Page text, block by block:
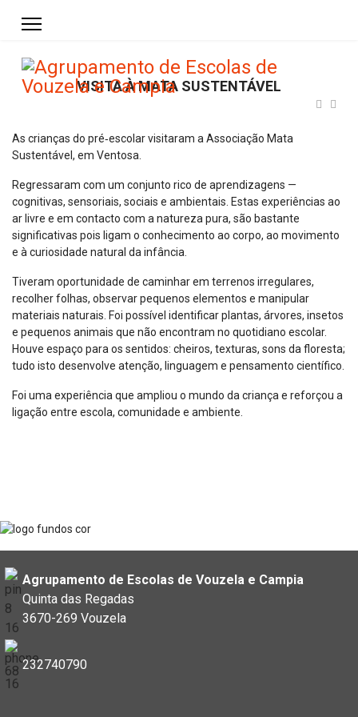
VISITA À MATA SUSTENTÁVEL
As crianças do pré‑escolar visitaram a Associação Mata
Sustentável, em Ventosa.
Regressaram com um conjunto rico de aprendizagens —
cognitivas, sensoriais, sociais e ambientais. Estas experiências ao
ar livre e em contacto com a natureza pura, são bastante
significativas pois ligam o conhecimento ao corpo, ao movimento
e à curiosidade natural da infância.
Tiveram oportunidade de caminhar em terrenos irregulares,
recolher folhas, observar pequenos elementos e manipular
materiais naturais. Foi possível identificar plantas, árvores, insetos
e pequenos animais que não encontram no quotidiano escolar.
Houve espaço para os sentidos: cheiros, texturas, sons da floresta;
tudo isto desenvolve atenção, linguagem e pensamento científico.
Foi uma experiência que ampliou o mundo da criança e reforçou a
ligação entre escola, comunidade e ambiente.
Agrupamento de Escolas de Vouzela e Campia
Quinta das Regadas
3670-269 Vouzela
232740790